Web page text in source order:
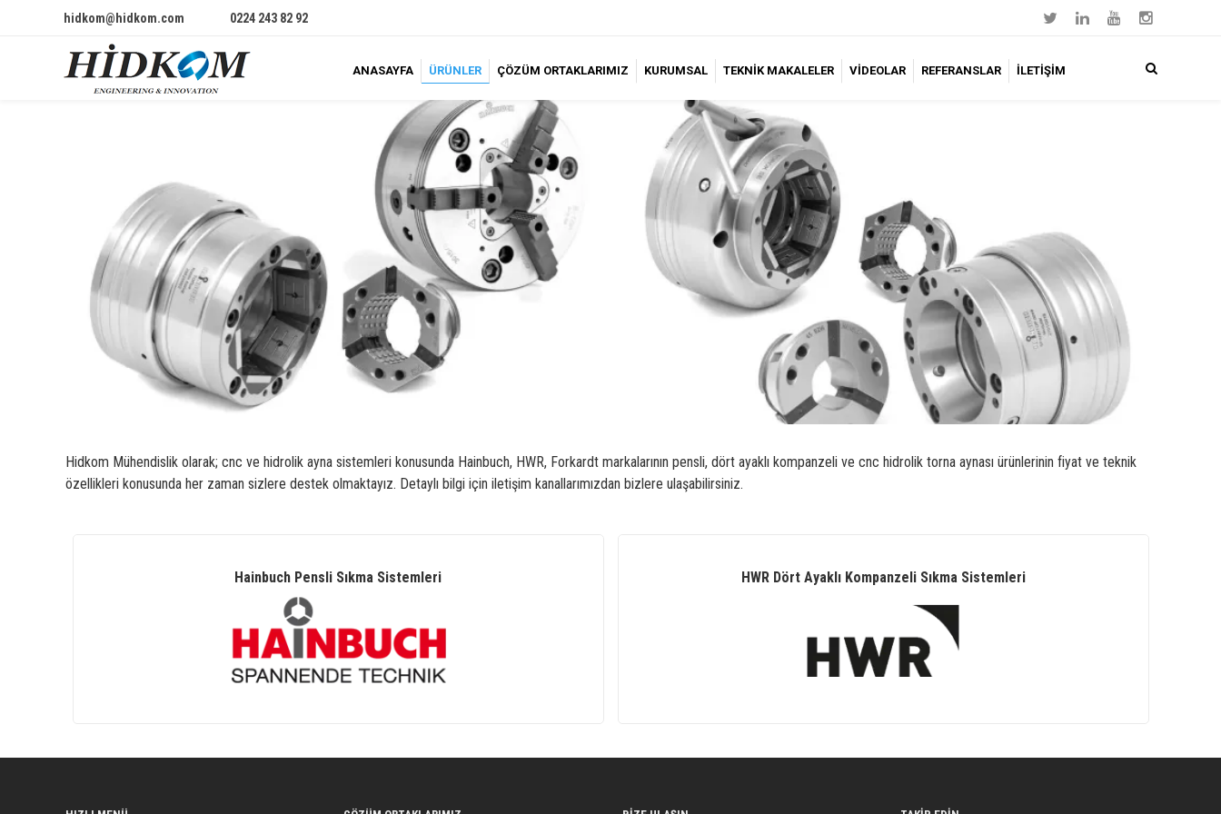
hidkom@hidkom.com 0224 243 82 92
ANASAYFA ÜRÜNLER ÇÖZÜM ORTAKLARIMIZ KURUMSAL TEKNİK MAKALELER VİDEOLAR REFERANSLAR İLETİŞİM
Hidkom Mühendislik olarak; cnc ve hidrolik ayna sistemleri konusunda Hainbuch, HWR, Forkardt markalarının pensli, dört ayaklı kompanzeli ve cnc hidrolik torna aynası ürünlerinin fiyat ve teknik
özellikleri konusunda her zaman sizlere destek olmaktayız. Detaylı bilgi için iletişim kanallarımızdan bizlere ulaşabilirsiniz.
Hainbuch Pensli Sıkma Sistemleri HWR Dört Ayaklı Kompanzeli Sıkma Sistemleri